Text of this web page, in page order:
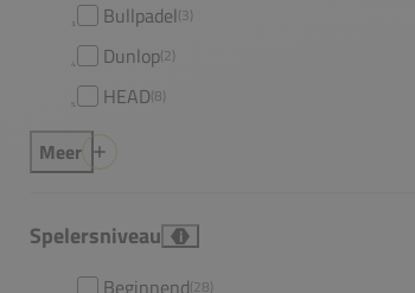
Bullpadel(3)
Dunlop(2)
HEAD(8)
Meer
Spelersniveau i
(28)